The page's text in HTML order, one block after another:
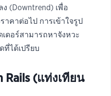
(Downtrend) เพื่อ
คาต่อไป การเข้าใจรูป
ดอร์สามารถหาจังหวะ
ที่ได้เปรียบ
Rails (แท่งเทียน